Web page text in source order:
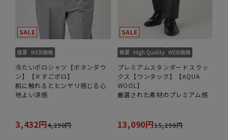
冷たいポロシャツ【ボタンダウ
ン】【＃すごポロ】
肌に触れるとヒンヤリ感じる心
地よい涼感
3,432円4,290円
プレミアムスタンダードスラッ
クス【ワンタック】【AQUA
WOOL】
厳選された素材のプレミアム感
13,090円15,290円